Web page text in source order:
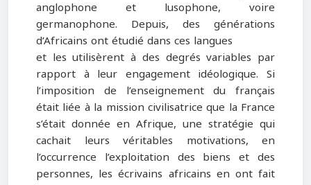
anglophone et lusophone, voire
germanophone. Depuis, des générations
d’Africains ont étudié dans ces langues
et les utilisèrent à des degrés variables par
rapport à leur engagement idéologique. Si
l’imposition de l’enseignement du français
était liée à la mission civilisatrice que la France
s’était donnée en Afrique, une stratégie qui
cachait leurs véritables motivations, en
l’occurrence l’exploitation des biens et des
personnes, les écrivains africains en ont fait